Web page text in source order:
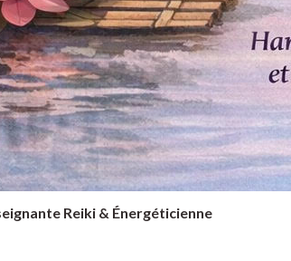
Reiki & Énergéticienne